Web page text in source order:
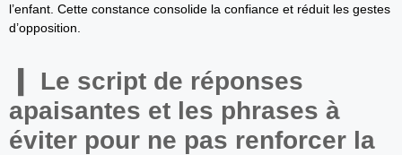
l’enfant. Cette constance consolide la confiance et réduit les gestes
d’opposition.
Le script de réponses
apaisantes et les phrases à
éviter pour ne pas renforcer la